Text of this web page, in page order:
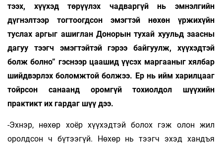
тээх, хүүхэд төрүүлэх чадваргүй нь эмнэлгийн
дүгнэлтээр тогтоогдсон эмэгтэй нөхөн үржихүйн
туслах аргыг ашиглан Донорын тухай хуульд заасны
дагуу тээгч эмэгтэйтэй гэрээ байгуулж, хүүхэдтэй
болж болно” гэснээр цаашид үүсэх маргааныг хялбар
шийдвэрлэх боломжтой болжээ. Ер нь ийм харилцааг
тойрсон санаанд оромгүй тохиолдол шүүхийн
практикт их гардаг шүү дээ.
-Эхнэр, нөхөр хоёр хүүхэдтэй болох гэж олон жил
оролдсон ч бүтээгүй. Нөхөр нь тээгч эхэд хандъя